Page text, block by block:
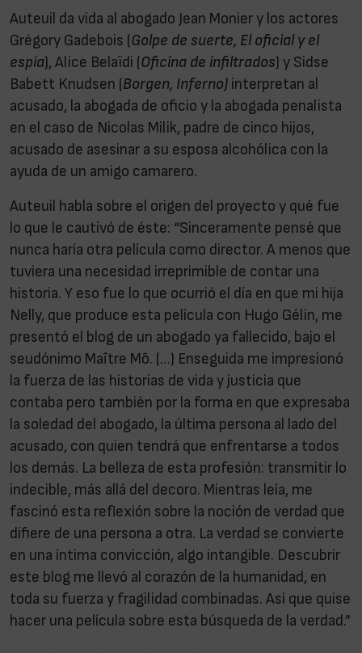
Auteuil da vida al abogado Jean Monier y los actores
Grégory Gadebois ( Golpe de suerte, El oficial y el
espía ), Alice Belaïdi ( Oficina de infiltrados ) y Sidse
Babett Knudsen ( Borgen, Inferno) interpretan al
acusado, la abogada de oficio y la abogada penalista
en el caso de Nicolas Milik, padre de cinco hijos,
acusado de asesinar a su esposa alcohólica con la
ayuda de un amigo camarero.
Auteuil habla sobre el origen del proyecto y qué fue
lo que le cautivó de éste: “Sinceramente pensé que
nunca haría otra película como director. A menos que
tuviera una necesidad irreprimible de contar una
historia. Y eso fue lo que ocurrió el día en que mi hija
Nelly, que produce esta película con Hugo Gélin, me
presentó el blog de un abogado ya fallecido, bajo el
seudónimo Maître Mô. (…) Enseguida me impresionó
la fuerza de las historias de vida y justicia que
contaba pero también por la forma en que expresaba
la soledad del abogado, la última persona al lado del
acusado, con quien tendrá que enfrentarse a todos
los demás. La belleza de esta profesión: transmitir lo
indecible, más allá del decoro. Mientras leía, me
fascinó esta reflexión sobre la noción de verdad que
difiere de una persona a otra. La verdad se convierte
en una íntima convicción, algo intangible. Descubrir
este blog me llevó al corazón de la humanidad, en
toda su fuerza y fragilidad combinadas. Así que quise
hacer una película sobre esta búsqueda de la verdad.”